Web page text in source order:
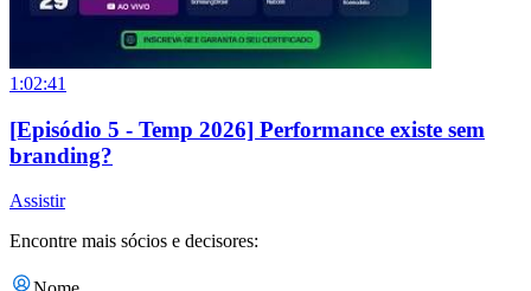
1:02:41
[Episódio 5 - Temp 2026] Performance existe sem
branding?
Assistir
Encontre mais sócios e decisores: